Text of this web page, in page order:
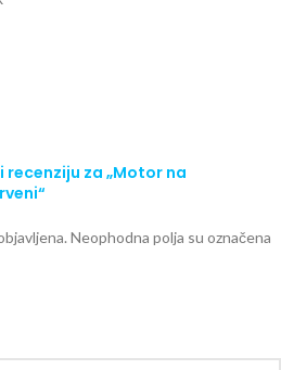
za „Motor na
Neophodna polja su označena